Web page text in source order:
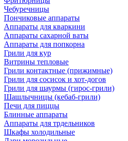
Чебуречницы
Пончиковые аппараты
Аппараты для кваркини
Аппараты сахарной ваты
Аппараты для попкорна
Грили для кур
Витрины тепловые
Грили контактные (прижимные)
Грили для сосисок и хот-догов
Грили для шаурмы (гирос-грили)
Шашлычницы (кебаб-грили)
Печи для пиццы
Блинные аппараты
Аппараты для трдельников
Шкафы холодильные